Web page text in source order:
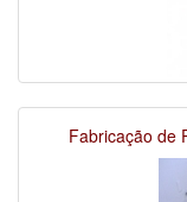
Fabricação de